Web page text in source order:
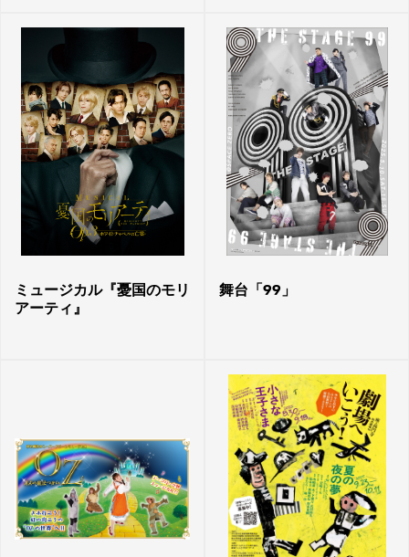
ミュージカル『憂国のモリ
アーティ』
舞台「99」